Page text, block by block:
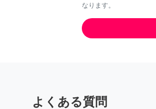
なります。
よくある質問